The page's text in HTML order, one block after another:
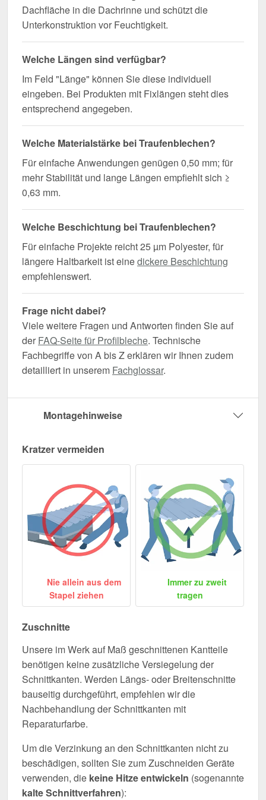
Dachfläche in die Dachrinne und schützt die
Unterkonstruktion vor Feuchtigkeit.
Welche Längen sind verfügbar?
Im Feld "Länge" können Sie diese individuell
eingeben. Bei Produkten mit Fixlängen steht dies
entsprechend angegeben.
Welche Materialstärke bei Traufenblechen?
Für einfache Anwendungen genügen 0,50 mm; für
mehr Stabilität und lange Längen empfiehlt sich ≥
0,63 mm.
Welche Beschichtung bei Traufenblechen?
Für einfache Projekte reicht 25 µm Polyester, für
längere Haltbarkeit ist einedickere Beschichtung
empfehlenswert.
Frage nicht dabei?
Viele weitere Fragen und Antworten finden Sie auf
der FAQ-Seite für Profilbleche. Technische
Fachbegriffe von A bis Z erklären wir Ihnen zudem
detailliert in unserem Fachglossar.
Montagehinweise
Kratzer vermeiden
Nie allein aus dem
Stapel ziehen
Immer zu zweit
tragen
Zuschnitte
Unsere im Werk auf Maß geschnittenen Kantteile
benötigen keine zusätzliche Versiegelung der
Schnittkanten. Werden Längs- oder Breitenschnitte
bauseitig durchgeführt, empfehlen wir die
Nachbehandlung der Schnittkanten mit
Reparaturfarbe.
Um die Verzinkung an den Schnittkanten nicht zu
beschädigen, sollten Sie zum Zuschneiden Geräte
verwenden, die keine Hitze entwickeln (sogenannte
kalte Schnittverfahren):